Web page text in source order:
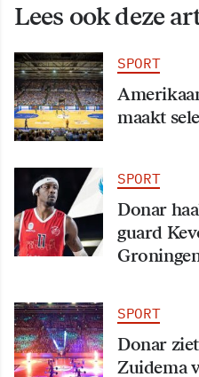
Lees ook deze
SPORT
maakt
SPORT
Donar
guard
SPORT
Donar
Zuidema